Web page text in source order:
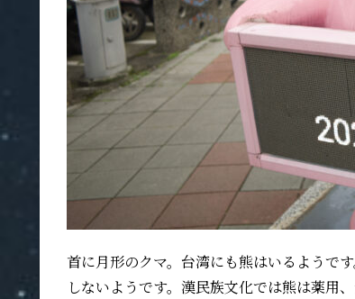
首に月形のクマ。台湾にも熊はいるようです
しないようです。漢民族文化では熊は薬用